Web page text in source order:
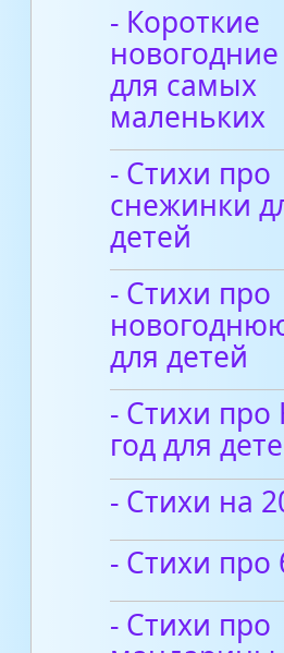
- Короткие
новогодние
для самых
маленьких
- Стихи про
снежинки
детей
- Стихи про
для детей
- Стихи
год для
- Стихи на
- Cтихи про
- Стихи про